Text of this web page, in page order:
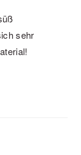
sehr